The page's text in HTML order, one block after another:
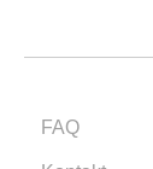
FAQ